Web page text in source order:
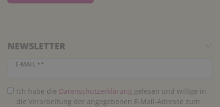
NEWSLETTER
E-MAIL **
Newsletter Honig
Ich habe die Daten­schutz­erklärung gelesen und willige in
die Verarbeitung der angegebenen E-Mail-Adresse zum